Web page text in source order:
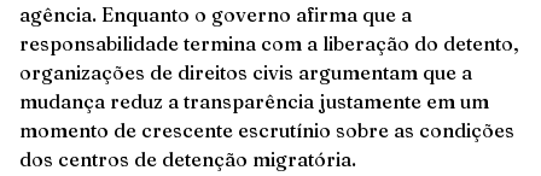
agência. Enquanto o governo afirma que a
responsabilidade termina com a liberação do detento,
organizações de direitos civis argumentam que a
mudança reduz a transparência justamente em um
momento de crescente escrutínio sobre as condições
dos centros de detenção migratória.